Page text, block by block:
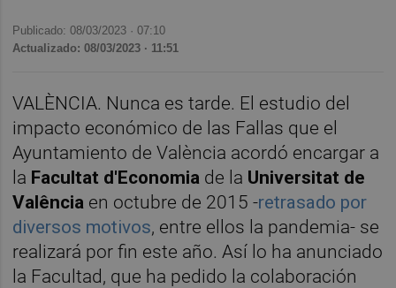
Publicado: 08/03/2023 ·07:10
Actualizado: 08/03/2023 · 11:51
VALÈNCIA. Nunca es tarde. El estudio del
impacto económico de las Fallas que el
Ayuntamiento de València acordó encargar a
la Facultat d'Economia de la Universitat de
Valência en octubre de 2015 -retrasado por
diversos motivos, entre ellos la pandemia- se
realizará por fin este año. Así lo ha anunciado
la Facultad, que ha pedido la colaboración